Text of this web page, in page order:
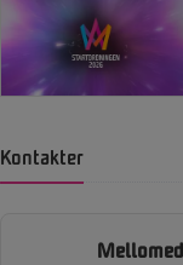
Kontakter